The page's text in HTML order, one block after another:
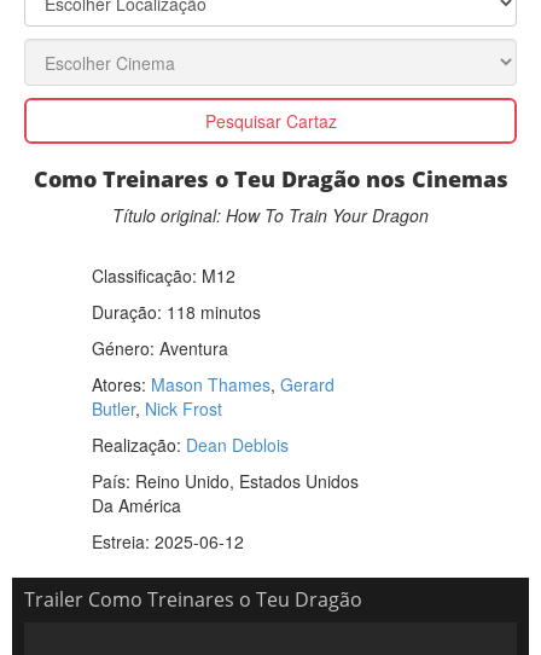
Pesquisar Cartaz
Como Treinares o Teu Dragão nos Cinemas
Título original: How To Train Your Dragon
Classificação: M12
Duração: 118 minutos
Género: Aventura
Atores: Mason Thames, Gerard
Butler, Nick Frost
Realização: Dean Deblois
País: Reino Unido, Estados Unidos
Da América
Estreia: 2025-06-12
Trailer Como Treinares o Teu Dragão